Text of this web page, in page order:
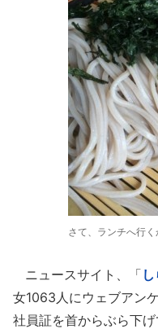
さて、ランチへ行く
ニュースサイト、「
女1063人にウェブアン
社員証を首からぶら下